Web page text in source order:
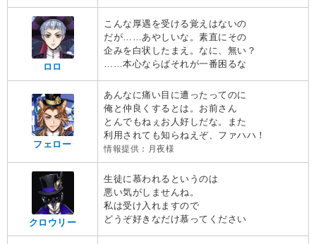
ロロ
こんな厚遇を受ける覚えはないの
だが……あやしいな。素直にその
企みを白状したまえ。なに、無い？
……本心ならばそれが一番困るな
フェロー
あんなに痛い目に遭ったってのに
俺と仲良くするとは。お前さん
とんでもねぇお人好しだな。また
利用されても知らねえぞ、ファハハ！
情報提供：月夜様
クロウリー
生徒に慕われるというのは
悪い気がしませんね。
私は受け入れますので
どうぞ好きなだけ慕ってください